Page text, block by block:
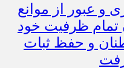
و عبور از موانع
تمام ظرفیت خود
و حفظ ثبات